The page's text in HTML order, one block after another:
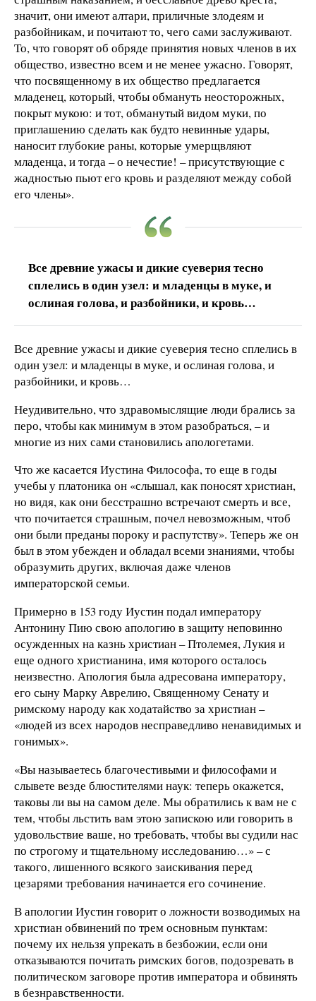
значит, они имеют алтари, приличные злодеям и
разбойникам, и почитают то, чего сами заслуживают.
То, что говорят об обряде принятия новых членов в их
общество, известно всем и не менее ужасно. Говорят,
что посвященному в их общество предлагается
младенец, который, чтобы обмануть неосторожных,
покрыт мукою: и тот, обманутый видом муки, по
приглашению сделать как будто невинные удары,
наносит глубокие раны, которые умерщвляют
младенца, и тогда – о нечестие! – присутствующие с
жадностью пьют его кровь и разделяют между собой
его члены».
Все древние ужасы и дикие суеверия тесно
сплелись в один узел: и младенцы в муке, и
ослиная голова, и разбойники, и кровь…
Все древние ужасы и дикие суеверия тесно сплелись в
один узел: и младенцы в муке, и ослиная голова, и
разбойники, и кровь…
Неудивительно, что здравомыслящие люди брались за
перо, чтобы как минимум в этом разобраться, – и
многие из них сами становились апологетами.
Что же касается Иустина Философа, то еще в годы
учебы у платоника он «слышал, как поносят христиан,
но видя, как они бесстрашно встречают смерть и все,
что почитается страшным, почел невозможным, чтоб
они были преданы пороку и распутству». Теперь же он
был в этом убежден и обладал всеми знаниями, чтобы
образумить других, включая даже членов
императорской семьи.
Примерно в 153 году Иустин подал императору
Антонину Пию свою апологию в защиту неповинно
осужденных на казнь христиан – Птолемея, Лукия и
еще одного христианина, имя которого осталось
неизвестно. Апология была адресована императору,
его сыну Марку Аврелию, Священному Сенату и
римскому народу как ходатайство за христиан –
«людей из всех народов несправедливо ненавидимых и
гонимых».
«Вы называетесь благочестивыми и философами и
слывете везде блюстителями наук: теперь окажется,
таковы ли вы на самом деле. Мы обратились к вам не с
тем, чтобы льстить вам этою запискою или говорить в
удовольствие ваше, но требовать, чтобы вы судили нас
по строгому и тщательному исследованию…» – с
такого, лишенного всякого заискивания перед
цезарями требования начинается его сочинение.
В апологии Иустин говорит о ложности возводимых на
христиан обвинений по трем основным пунктам:
почему их нельзя упрекать в безбожии, если они
отказываются почитать римских богов, подозревать в
политическом заговоре против императора и обвинять
в безнравственности.